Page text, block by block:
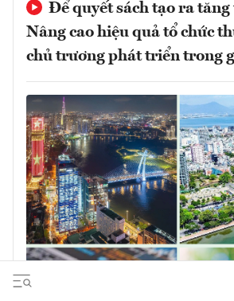
Để quyết sách tạo ra
Nâng cao hiệu quả tổ chức
chủ trương phát triển trong